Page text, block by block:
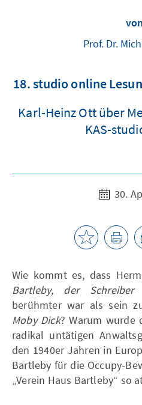
von
Prof. Dr.
18. studio online
Karl-Heinz Ott über
KAS-
30.
Wie kommt es, dass
Bartleby, der Schreiber
berühmter war als sein
Moby Dick? Warum wurde
radikal untätigen
den 1940er Jahren in
Bartleby für die Occupy-
„Verein Haus Bartleby“ so